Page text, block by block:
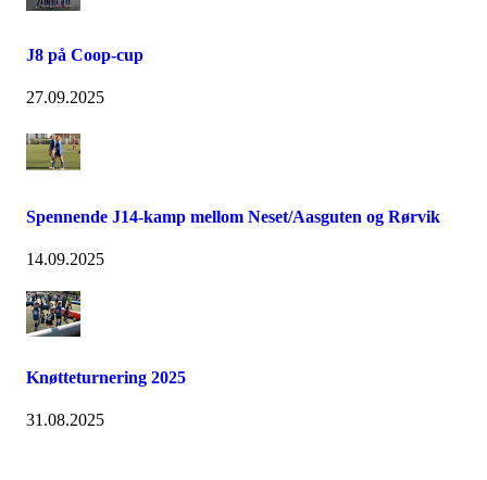
J8 på Coop-cup
27.09.2025
Spennende J14-kamp mellom Neset/Aasguten og Rørvik
14.09.2025
Knøtteturnering 2025
31.08.2025